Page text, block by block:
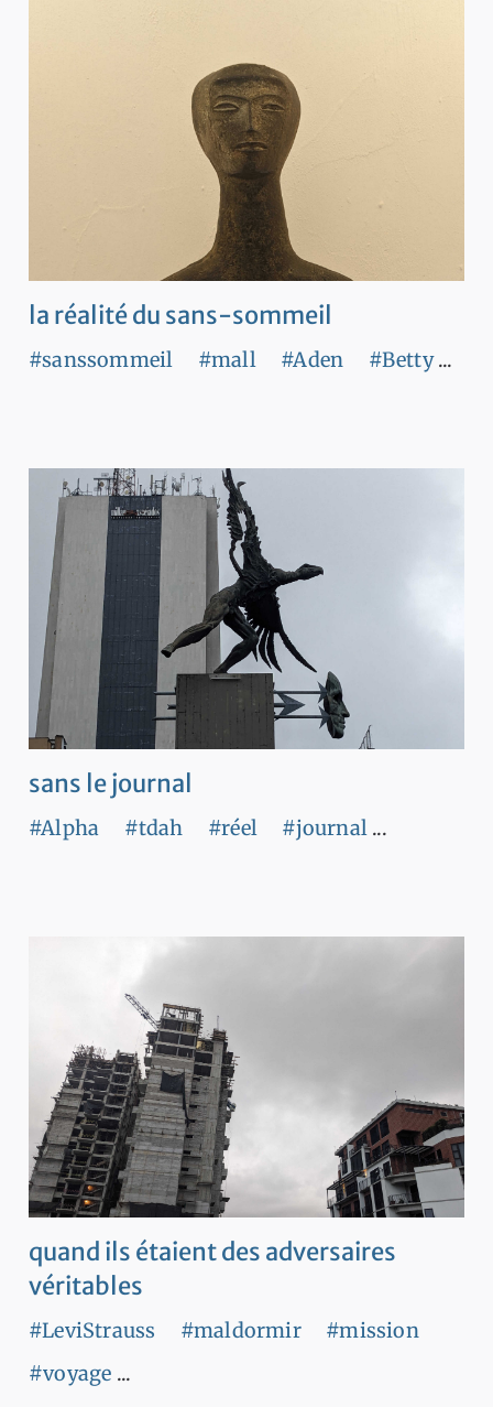
la réalité du sans-sommeil
#sanssommeil #mall #Aden #Betty...
sans le journal
#Alpha #tdah #réel #journal ...
quand ils étaient des adversaires
véritables
#LeviStrauss #maldormir
#mission
#voyage ...